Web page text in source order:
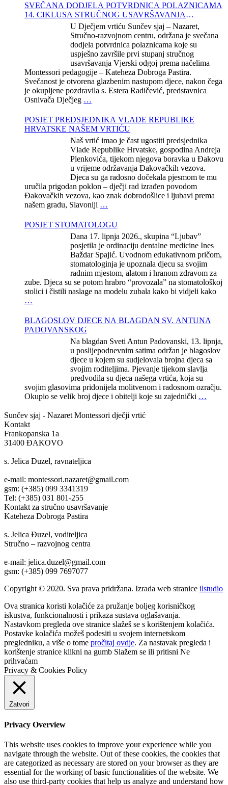
SVEČANA DODJELA POTVRDNICA POLAZNICAMA
14. CIKLUSA STRUČNOG USAVRŠAVANJA
KATEHEZE DOBROGA PASTIRA
U Dječjem vrtiću Sunčev sjaj – Nazaret,
Stručno-razvojnom centru, održana je svečana
dodjela potvrdnica polaznicama koje su
uspješno završile prvi stupanj stručnog
usavršavanja Vjerski odgoj prema načelima
Montessori pedagogije – Kateheza Dobroga Pastira.
Svečanost je otvorena glazbenim nastupom djece, nakon čega
je okupljene pozdravila s. Estera Radičević, predstavnica
Osnivača Dječjeg …
POSJET PREDSJEDNIKA VLADE REPUBLIKE
HRVATSKE NAŠEM VRTIĆU
Naš vrtić imao je čast ugostiti predsjednika
Vlade Republike Hrvatske, gospodina Andreja
Plenkovića, tijekom njegova boravka u Đakovu
u vrijeme održavanja Đakovačkih vezova.
Djeca su ga radosno dočekala pjesmom te mu
uručila prigodan poklon – dječji rad izrađen povodom
Đakovačkih vezova, kao znak dobrodošlice i ljubavi prema
našem gradu, Slavoniji …
POSJET STOMATOLOGU
Dana 17. lipnja 2026., skupina “Ljubav”
posjetila je ordinaciju dentalne medicine Ines
Baždar Spajić. Uvodnom edukativnom pričom,
stomatologinja je upoznala djecu sa svojim
radnim mjestom, alatom i hranom zdravom za
zube. Djeca su se potom hrabro “provozala” na stomatološkoj
stolici i čistili naslage na modelu zubala kako bi vidjeli kako
…
BLAGOSLOV DJECE NA BLAGDAN SV. ANTUNA
PADOVANSKOG
Na blagdan Sveti Antun Padovanski, 13. lipnja,
u poslijepodnevnim satima održan je blagoslov
djece u kojem su sudjelovala brojna djeca sa
svojim roditeljima. Pjevanje tijekom slavlja
predvodila su djeca našega vrtića, koja su
svojim glasovima pridonijela molitvenom i radosnom ozračju.
Okupio se velik broj djece i obitelji koje su zajednički …
Sunčev sjaj - Nazaret Montessori dječji vrtić
Kontakt
Frankopanska 1a
31400 ĐAKOVO
s. Jelica Đuzel, ravnateljica
e-mail: montessori.nazaret@gmail.com
gsm: (+385) 099 3341319
Tel: (+385) 031 801-255
Kontakt za stručno usavršavanje
Kateheza Dobroga Pastira
s. Jelica Đuzel, voditeljica
Stručno – razvojnog centra
e-mail: jelica.duzel@gmail.com
gsm: (+385) 099 7697077
Copyright © 2020. Sva prava pridržana. Izrada web stranice ilstudio
Ova stranica koristi kolačiće za pružanje boljeg korisničkog
iskustva, funkcionalnosti i prikaza sustava oglašavanja.
Nastavkom pregleda ove stranice slažeš se s korištenjem kolačića.
Postavke kolačića možeš podesiti u svojem internetskom
pregledniku, a više o tome pročitaj ovdje. Za nastavak pregleda i
korištenje stranice klikni na gumb Slažem se ili pritisni Ne
prihvaćam
Privacy & Cookies Policy
Zatvori
Privacy Overview
This website uses cookies to improve your experience while you
navigate through the website. Out of these cookies, the cookies that
are categorized as necessary are stored on your browser as they are
essential for the working of basic functionalities of the website. We
also use third-party cookies that help us analyze and understand how